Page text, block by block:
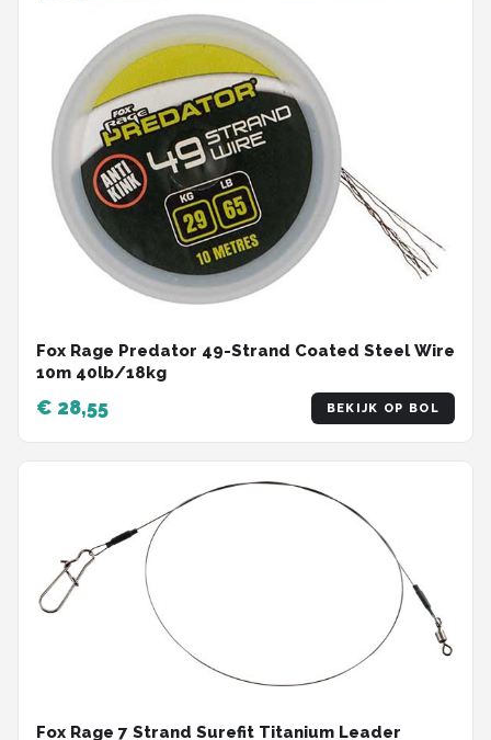
Fox Rage Predator 49-Strand Coated Steel Wire
10m 40lb/18kg
€ 28,55 BEKIJK OP BOL
Fox Rage 7 Strand Surefit Titanium Leader